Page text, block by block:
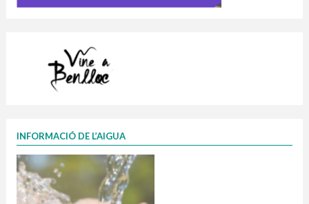
INFORMACIÓ DE L’AIGUA